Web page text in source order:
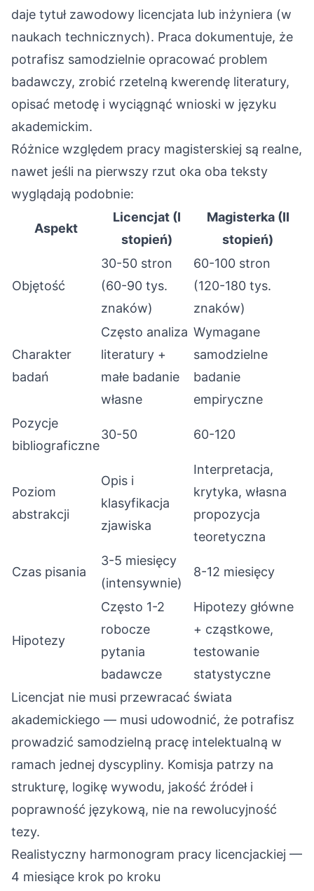
daje tytuł zawodowy licencjata lub inżyniera (w
naukach technicznych). Praca dokumentuje, że
potrafisz samodzielnie opracować problem
badawczy, zrobić rzetelną kwerendę literatury,
opisać metodę i wyciągnąć wnioski w języku
akademickim.
Różnice względem pracy magisterskiej są realne,
nawet jeśli na pierwszy rzut oka oba teksty
wyglądają podobnie:
Aspekt
Licencjat (I
stopień)
Magisterka (II
stopień)
Objętość
30-50 stron
(60-90 tys.
znaków)
60-100 stron
(120-180 tys.
znaków)
Charakter
badań
Często analiza
literatury +
małe badanie
własne
Wymagane
samodzielne
badanie
empiryczne
Pozycje
bibliograficzne
30-50 60-120
Poziom
abstrakcji
Opis i
klasyfikacja
zjawiska
Interpretacja,
krytyka, własna
propozycja
teoretyczna
Czas pisania
3-5 miesięcy
(intensywnie)
8-12 miesięcy
Hipotezy
Często 1-2
robocze
pytania
badawcze
Hipotezy główne
+ cząstkowe,
testowanie
statystyczne
Licencjat nie musi przewracać świata
akademickiego — musi udowodnić, że potrafisz
prowadzić samodzielną pracę intelektualną w
ramach jednej dyscypliny. Komisja patrzy na
strukturę, logikę wywodu, jakość źródeł i
poprawność językową, nie na rewolucyjność
tezy.
Realistyczny harmonogram pracy licencjackiej —
4 miesiące krok po kroku